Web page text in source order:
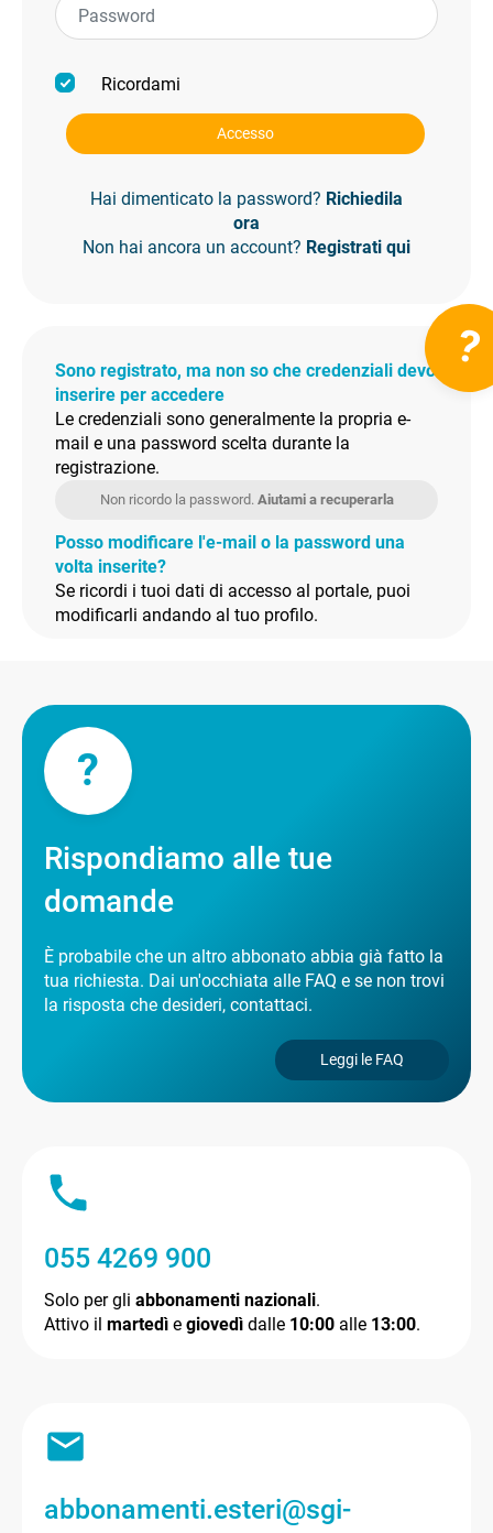
Ricordami
Accesso
Hai dimenticato la password? Richiedila
ora
Non hai ancora un account? Registrati qui
?
Sono registrato, ma non so che credenziali devo
inserire per accedere
Le credenziali sono generalmente la propria e-
mail e una password scelta durante la
registrazione.
Non ricordo la password. Aiutami a recuperarla
Posso modificare l'e-mail o la password una
volta inserite?
Se ricordi i tuoi dati di accesso al portale, puoi
modificarli andando al tuo profilo.
?
Rispondiamo alle tue
domande
È probabile che un altro abbonato abbia già fatto la
tua richiesta. Dai un'occhiata alle FAQ e se non trovi
la risposta che desideri, contattaci.
Leggi le FAQ
055 4269 900
Solo per gli abbonamenti nazionali.
Attivo il martedì e giovedì dalle 10:00 alle 13:00.
abbonamenti.esteri@sgi-